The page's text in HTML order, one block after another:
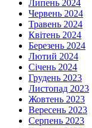
Липень 2024
Червень 2024
Травень 2024
Квітень 2024
Березень 2024
Лютий 2024
Січень 2024
Грудень 2023
Листопад 2023
Жовтень 2023
Вересень 2023
Серпень 2023